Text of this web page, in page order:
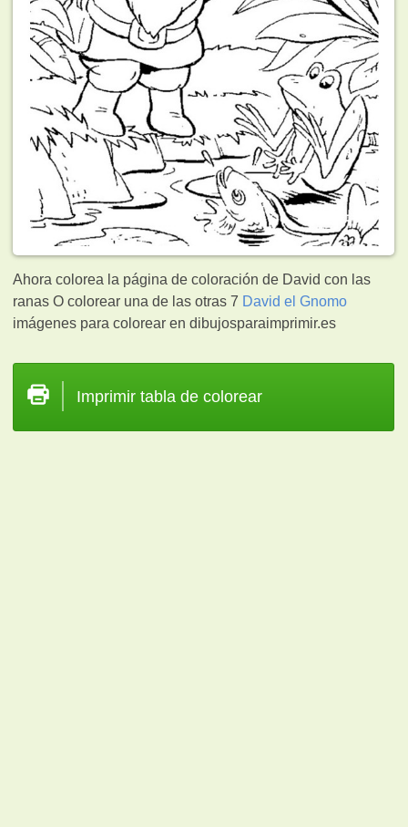
Ahora colorea la página de coloración de David con las
ranas O colorear una de las otras 7 David el Gnomo
imágenes para colorear en dibujosparaimprimir.es
Imprimir tabla de colorear